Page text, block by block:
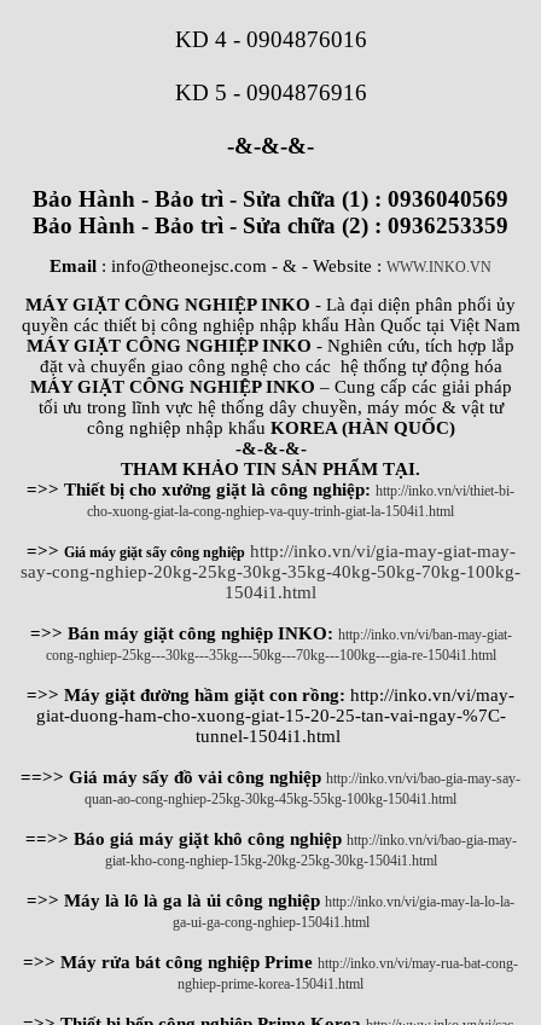
KD 4 - 0904876016
KD 5 - 0904876916
-&-&-&-
Bảo Hành - Bảo trì - Sửa chữa (1) : 0936040569
Bảo Hành - Bảo trì - Sửa chữa (2) : 0936253359
Email : info@theonejsc.com - & - Website : WWW.INKO.VN
MÁY GIẶT CÔNG NGHIỆP INKO - Là đại diện phân phối ủy
quyền các thiết bị công nghiệp nhập khẩu Hàn Quốc tại Việt Nam
MÁY GIẶT CÔNG NGHIỆP INKO - Nghiên cứu, tích hợp lắp
đặt và chuyển giao công nghệ cho các hệ thống tự động hóa
MÁY GIẶT CÔNG NGHIỆP INKO – Cung cấp các giải pháp
tối ưu trong lĩnh vực hệ thống dây chuyền, máy móc & vật tư
công nghiệp nhập khẩu KOREA (HÀN QUỐC)
-&-&-&-
THAM KHẢO TIN SẢN PHẨM TẠI.
=>> Thiết bị cho xưởng giặt là công nghiệp: http://inko.vn/vi/thiet-bi-
cho-xuong-giat-la-cong-nghiep-va-quy-trinh-giat-la-1504i1.html
=>> Giá máy giặt sấy công nghiệp http://inko.vn/vi/gia-may-giat-may-
say-cong-nghiep-20kg-25kg-30kg-35kg-40kg-50kg-70kg-100kg-
1504i1.html
=>> Bán máy giặt công nghiệp INKO: http://inko.vn/vi/ban-may-giat-
cong-nghiep-25kg---30kg---35kg---50kg---70kg---100kg---gia-re-1504i1.html
=>> Máy giặt đường hầm giặt con rồng: http://inko.vn/vi/may-
giat-duong-ham-cho-xuong-giat-15-20-25-tan-vai-ngay-%7C-
tunnel-1504i1.html
==>> Giá máy sấy đồ vải công nghiệp http://inko.vn/vi/bao-gia-may-say-
quan-ao-cong-nghiep-25kg-30kg-45kg-55kg-100kg-1504i1.html
==>> Báo giá máy giặt khô công nghiệp http://inko.vn/vi/bao-gia-may-
giat-kho-cong-nghiep-15kg-20kg-25kg-30kg-1504i1.html
=>> Máy là lô là ga là ủi công nghiệp http://inko.vn/vi/gia-may-la-lo-la-
ga-ui-ga-cong-nghiep-1504i1.html
=>> Máy rửa bát công nghiệp Prime http://inko.vn/vi/may-rua-bat-cong-
nghiep-prime-korea-1504i1.html